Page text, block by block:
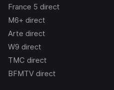
France 5 direct
M6+ direct
Arte direct
W9 direct
TMC direct
BFMTV direct